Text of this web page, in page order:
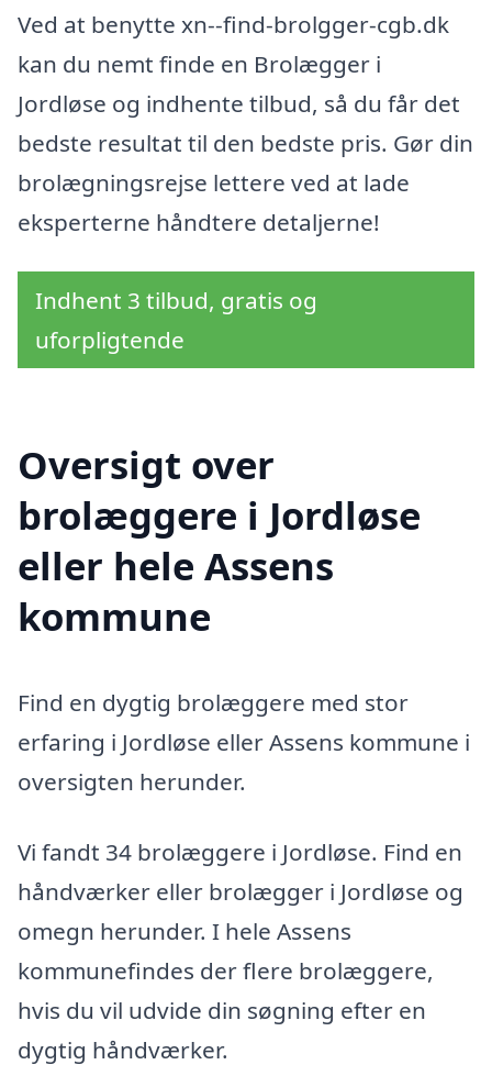
Ved at benytte xn--find-brolgger-cgb.dk
kan du nemt finde en Brolægger i
Jordløse og indhente tilbud, så du får det
bedste resultat til den bedste pris. Gør din
brolægningsrejse lettere ved at lade
eksperterne håndtere detaljerne!
Indhent 3 tilbud, gratis og
uforpligtende
Oversigt over
brolæggere i Jordløse
eller hele Assens
kommune
Find en dygtig brolæggere med stor
erfaring i Jordløse eller Assens kommune i
oversigten herunder.
Vi fandt 34 brolæggere i Jordløse. Find en
håndværker eller brolægger i Jordløse og
omegn herunder. I hele Assens
kommunefindes der flere brolæggere,
hvis du vil udvide din søgning efter en
dygtig håndværker.